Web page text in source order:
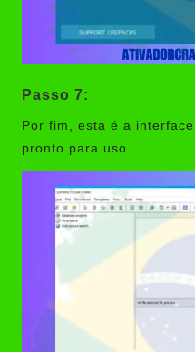
Passo 7:
Por fim, esta é a
pronto para uso.